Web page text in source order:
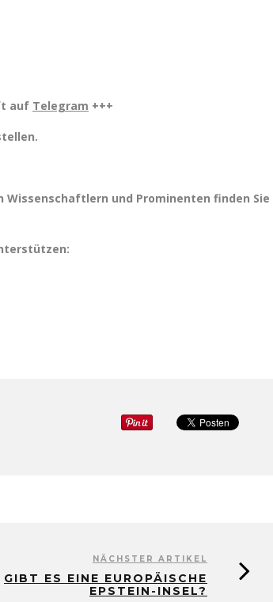
auf Telegram +++
Wissenschaftlern und Prominenten finden Sie
NÄCHSTER ARTIKEL
GIBT ES EINE EUROPÄISCHE
EPSTEIN-INSEL?